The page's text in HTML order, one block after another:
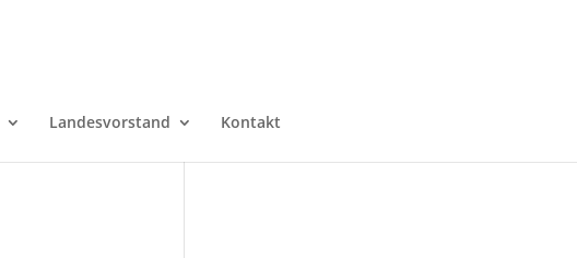
Landesvorstand Kontakt